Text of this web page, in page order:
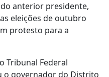
anterior presidente,
eleições de outubro
protesto para a
Tribunal Federal
o governador do Distrito